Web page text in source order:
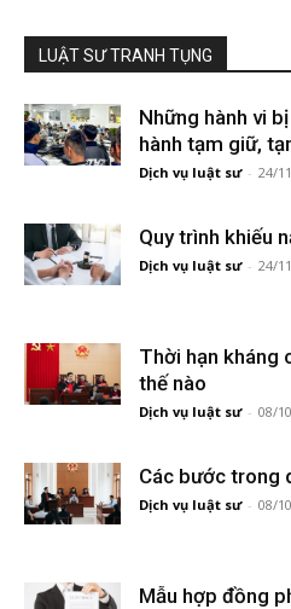
LUẬT SƯ TRANH TỤNG
Những hành vi
hành tạm giữ,
Dịch vụ luật sư - 24/
Quy trình khiếu
Dịch vụ luật sư - 24/
Thời hạn kháng
thế nào
Dịch vụ luật sư - 08/
Các bước trong
Dịch vụ luật sư - 08/
Mẫu hợp đồng